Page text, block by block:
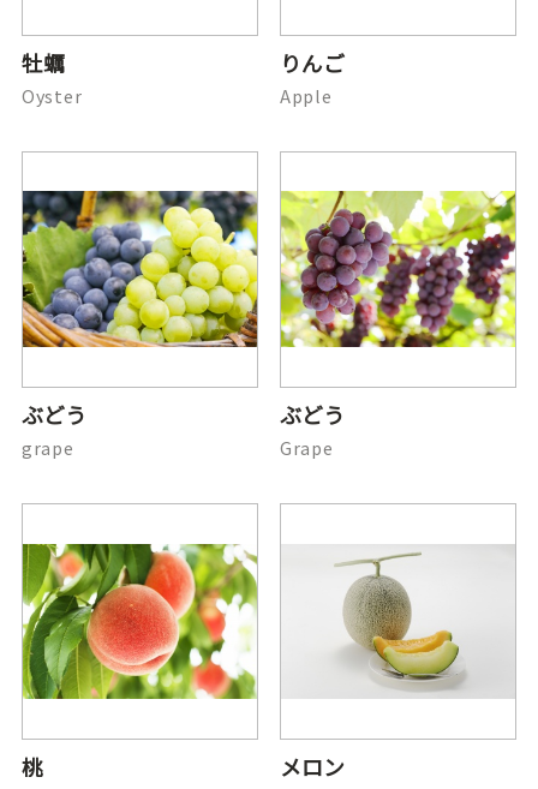
牡蠣
Oyster
りんご
Apple
ぶどう
grape
ぶどう
Grape
桃 メロン